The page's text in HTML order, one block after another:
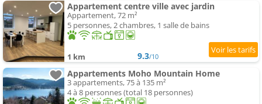
Appartement centre ville avec jardin
Appartement, 72 m²
5 personnes, 2 chambres, 1 salle de bains
1 km 9.3/10
Appartements Moho Mountain Home
3 appartements, 75 à 135 m²
4 à 8 personnes (total 18 personnes)